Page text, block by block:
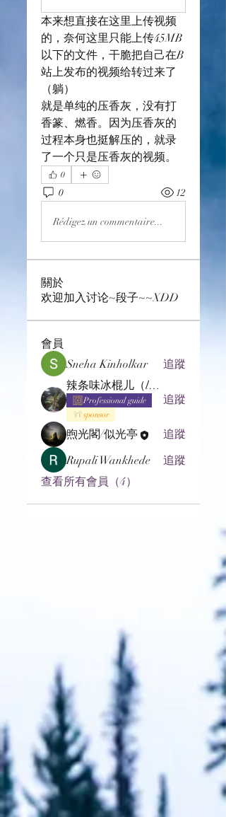
本来想直接在这里上传视频
的，奈何这里只能上传45MB
以下的文件，干脆把自己在B
站上发布的视频给转过来了
（躺）
就是单纯的压香灰，没有打
香篆、燃香。因为压香灰的
过程本身也挺解压的，就录
了一个只是压香灰的视频。
0
0 12
Rédigez un commentaire...
關於
欢迎加入讨论~段子~~XDD
會員
Sneha Kinholkar
追蹤
辣条味冰棍儿（lof别玩了要氪金的）
Professional guide
sponsor
追蹤
煦光閣/似光亭
追蹤
Rupali Wankhede
追蹤
查看所有會員（4）